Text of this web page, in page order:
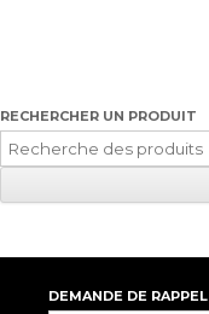
RECHERCHER UN PRODUIT
Recherche
pour
:
DEMANDE DE RAPPEL